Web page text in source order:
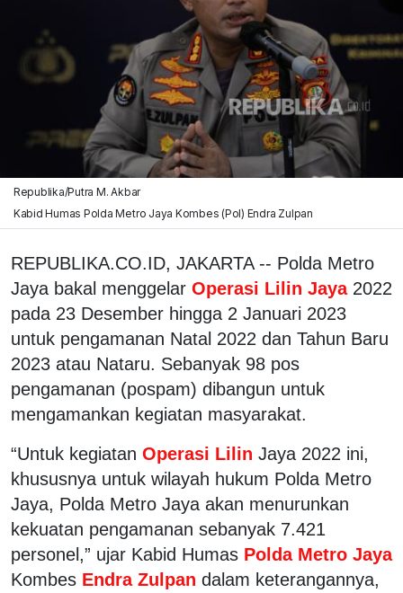
Republika/Putra M. Akbar
Kabid Humas Polda Metro Jaya Kombes (Pol) Endra Zulpan
REPUBLIKA.CO.ID, JAKARTA -- Polda Metro
Jaya bakal menggelar Operasi Lilin Jaya 2022
pada 23 Desember hingga 2 Januari 2023
untuk pengamanan Natal 2022 dan Tahun Baru
2023 atau Nataru. Sebanyak 98 pos
pengamanan (pospam) dibangun untuk
mengamankan kegiatan masyarakat.
“Untuk kegiatan Operasi Lilin Jaya 2022 ini,
khususnya untuk wilayah hukum Polda Metro
Jaya, Polda Metro Jaya akan menurunkan
kekuatan pengamanan sebanyak 7.421
personel,” ujar Kabid Humas Polda Metro Jaya
Kombes Endra Zulpan dalam keterangannya,